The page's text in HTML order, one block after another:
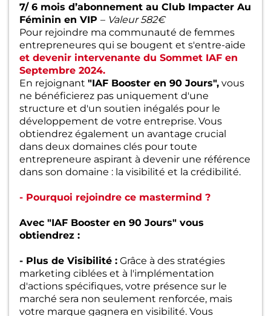
7/ 6 mois d’abonnement au Club Impacter Au
Féminin en VIP – Valeur 582€
Pour rejoindre ma communauté de femmes
entrepreneures qui se bougent et s'entre-aide
et devenir intervenante du Sommet IAF en
Septembre 2024.
En rejoignant "IAF Booster en 90 Jours", vous
ne bénéficierez pas uniquement d'une
structure et d'un soutien inégalés pour le
développement de votre entreprise. Vous
obtiendrez également un avantage crucial
dans deux domaines clés pour toute
entrepreneure aspirant à devenir une référence
dans son domaine : la visibilité et la crédibilité.
- Pourquoi rejoindre ce mastermind ?
Avec "IAF Booster en 90 Jours" vous
obtiendrez :
- Plus de Visibilité : Grâce à des stratégies
marketing ciblées et à l'implémentation
d'actions spécifiques, votre présence sur le
marché sera non seulement renforcée, mais
votre marque gagnera en visibilité. Vous